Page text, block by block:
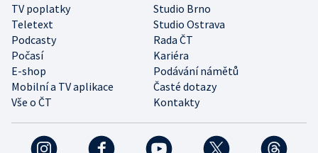
TV poplatky
Studio Brno
Teletext
Studio Ostrava
Podcasty
Rada ČT
Počasí
Kariéra
E-shop
Podávání námětů
Mobilní a TV aplikace
Časté dotazy
Vše o ČT
Kontakty